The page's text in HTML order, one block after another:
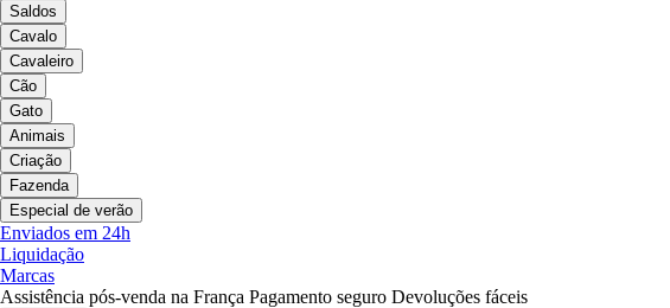
Saldos
Cavalo
Cavaleiro
Cão
Gato
Animais
Criação
Fazenda
Especial de verão
Enviados em 24h
Liquidação
Marcas
Assistência pós-venda na França Pagamento seguro Devoluções fáceis